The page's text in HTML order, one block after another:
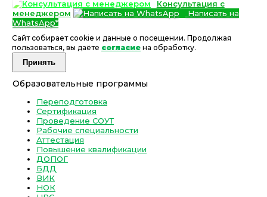
Консультация с
менеджером
Написать на
WhatsApp*
Сайт собирает cookie и данные о посещении. Продолжая
пользоваться, вы даёте согласие на обработку.
Принять
Образовательные программы
Переподготовка
Сертификация
Проведение СОУТ
Рабочие специальности
Аттестация
Повышение квалификации
ДОПОГ
БДД
ВИК
НОК